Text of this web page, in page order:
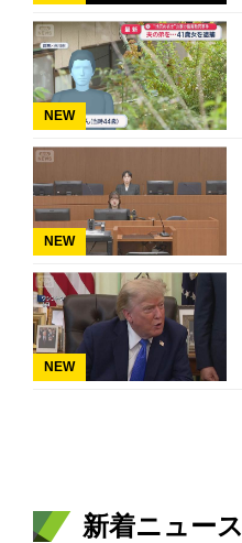
NEW
NEW
NEW
新着ニュース